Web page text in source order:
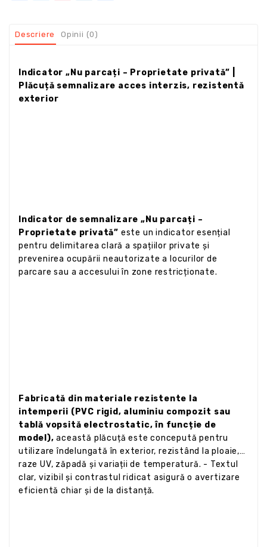
Descriere Opinii (0)
Indicator „Nu parcați – Proprietate privată” |
Plăcuță semnalizare acces interzis, rezistentă
exterior
Indicator de semnalizare „Nu parcați –
Proprietate privată” este un indicator esențial
pentru delimitarea clară a spațiilor private și
prevenirea ocupării neautorizate a locurilor de
parcare sau a accesului în zone restricționate.
Fabricată din materiale rezistente la
intemperii (PVC rigid, aluminiu compozit sau
tablă vopsită electrostatic, în funcție de
model), această plăcuță este concepută pentru
utilizare îndelungată în exterior, rezistând la ploaie,
raze UV, zăpadă și variații de temperatură. - Textul
clar, vizibil și contrastul ridicat asigură o avertizare
eficientă chiar și de la distanță.